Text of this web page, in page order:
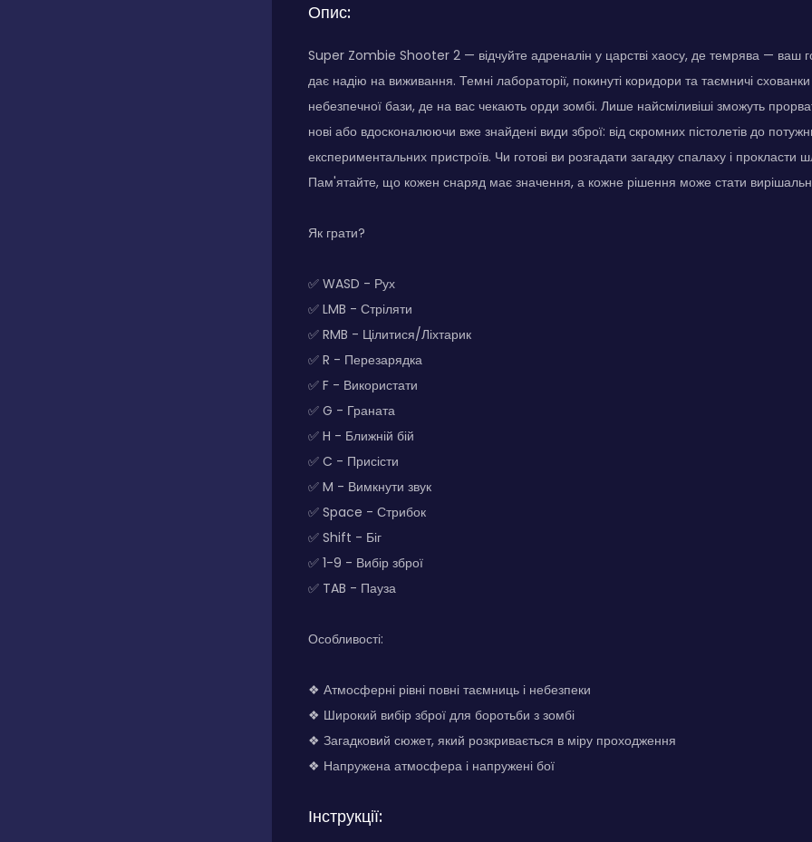
Опис:
Super Zombie Shooter 2 — відчуйте адреналін у царстві хаосу, де темрява — ваш
дає надію на виживання. Темні лабораторії, покинуті коридори та таємничі
небезпечної бази, де на вас чекають орди зомбі. Лише найсміливіші зможуть
нові або вдосконалюючи вже знайдені види зброї: від скромних пістолетів до
експериментальних пристроїв. Чи готові ви розгадати загадку спалаху і прокласти
Пам'ятайте, що кожен снаряд має значення, а кожне рішення може стати
Як грати?
✅ WASD - Рух
✅ LMB - Стріляти
✅ RMB - Цілитися/Ліхтарик
✅ R - Перезарядка
✅ F - Використати
✅ G - Граната
✅ H - Ближній бій
✅ C - Присісти
✅ M - Вимкнути звук
✅ Space - Стрибок
✅ Shift - Біг
✅ 1-9 - Вибір зброї
✅ TAB - Пауза
Особливості:
❖ Атмосферні рівні повні таємниць і небезпеки
❖ Широкий вибір зброї для боротьби з зомбі
❖ Загадковий сюжет, який розкривається в міру проходження
❖ Напружена атмосфера і напружені бої
Інструкції: